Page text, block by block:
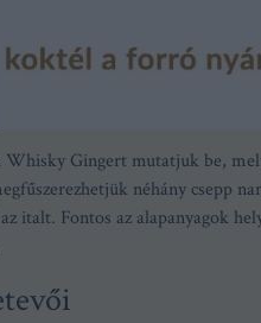
Gingert mutatjuk be,
néhány csepp
italt. Fontos az alapanyagok